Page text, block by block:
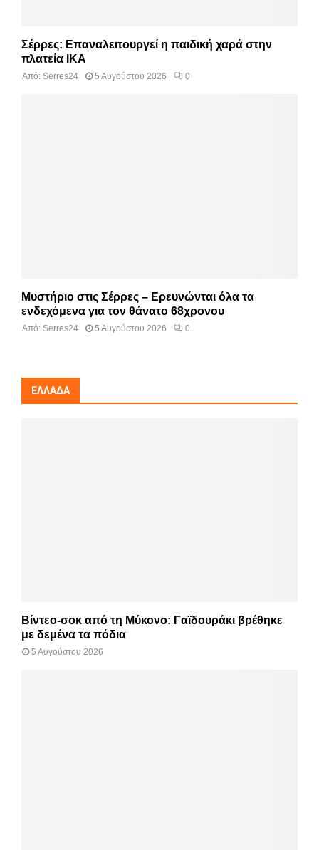
Σέρρες: Επαναλειτουργεί η παιδική χαρά στην
πλατεία ΙΚΑ
Από: Serres24 5 Αυγούστου 2026 0
Μυστήριο στις Σέρρες – Ερευνώνται όλα τα
ενδεχόμενα για τον θάνατο 68χρονου
Από: Serres24 5 Αυγούστου 2026 0
ΕΛΛΆΔΑ
Βίντεο-σοκ από τη Μύκονο: Γαϊδουράκι βρέθηκε
με δεμένα τα πόδια
5 Αυγούστου 2026